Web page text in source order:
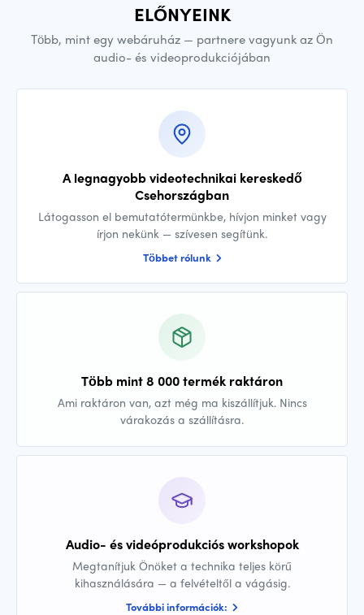
ELŐNYEINK
Több, mint egy webáruház — partnere vagyunk az Ön
audio- és videoprodukciójában
A legnagyobb videotechnikai kereskedő
Csehországban
Látogasson el bemutatótermünkbe, hívjon minket vagy
írjon nekünk — szívesen segítünk.
Többet rólunk
Több mint 8 000 termék raktáron
Ami raktáron van, azt még ma kiszállítjuk. Nincs
várakozás a szállításra.
Audio- és videóprodukciós workshopok
Megtanítjuk Önöket a technika teljes körű
kihasználására — a felvételtől a vágásig.
További információk: